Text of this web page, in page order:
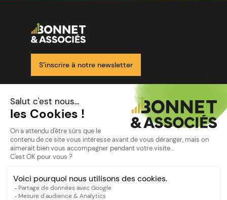
Image
S’inscrire à notre newsletter
Nos solutions
Nos cabinets
Mon espace client
Politique de confidentialité
©Bonnet2023